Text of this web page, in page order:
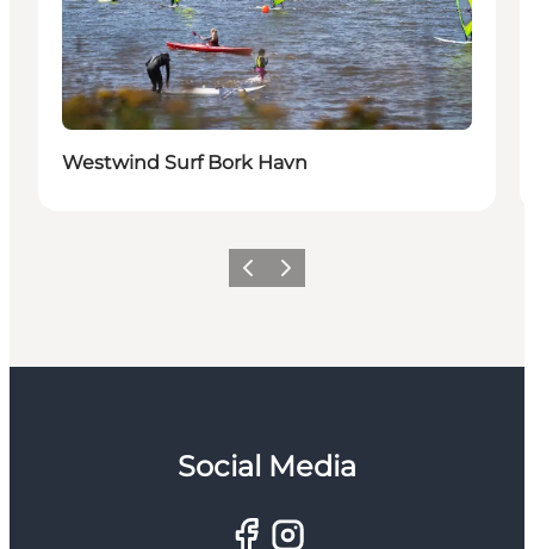
Westwind Surf Bork Havn
ZurückWeiter
Social Media